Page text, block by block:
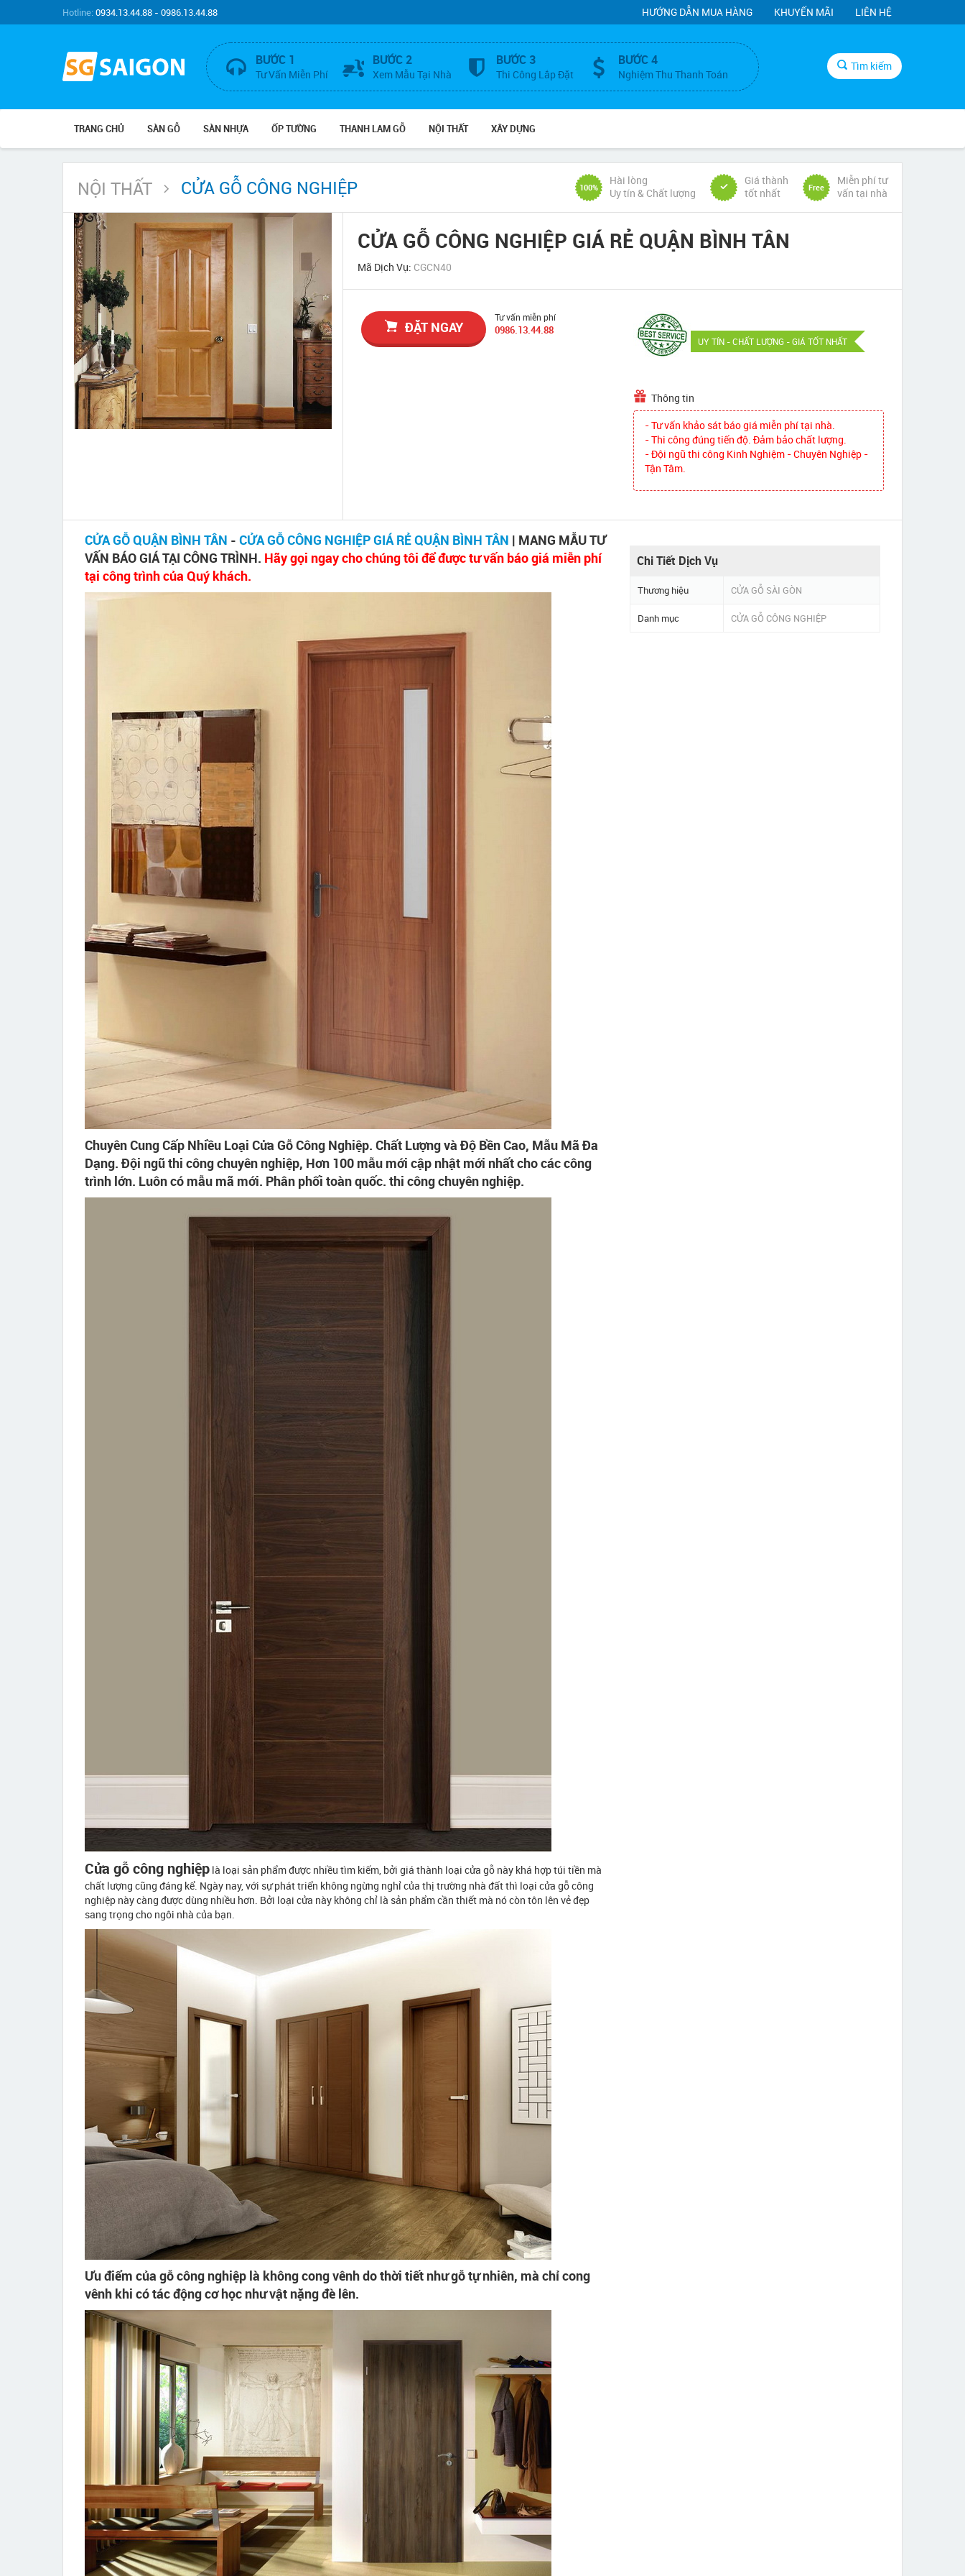
Hotline:0934.13.44.88 - 0986.13.44.88 HƯỚNG DẪN MUA HÀNG KHUYẾN MÃI LIÊN HỆ
BƯỚC 1
Tư Vấn Miễn Phí
BƯỚC 2
Xem Mẫu Tại Nhà
BƯỚC 3
Thi Công Lắp Đặt
BƯỚC 4
Nghiệm Thu Thanh Toán
Tìm kiếm
TRANG CHỦ SÀN GỖ SÀN NHỰA ỐP TƯỜNG THANH LAM GỖ NỘI THẤT XÂY DỰNG
NỘI THẤT CỬA GỖ CÔNG NGHIỆP 100%
Hài lòng
Uy tín & Chất lượng
Giá thành
tốt nhất
Free
Miễn phí tư
vấn tại nhà
CỬA GỖ CÔNG NGHIỆP GIÁ RẺ QUẬN BÌNH TÂN
Mã Dịch Vụ: CGCN40
ĐẶT NGAY
Tư vấn miễn phí
0986.13.44.88
UY TÍN - CHẤT LƯỢNG - GIÁ TỐT NHẤT
Thông tin
- Tư vấn khảo sát báo giá miễn phí tại nhà.
- Thi công đúng tiến độ. Đảm bảo chất lượng.
- Đội ngũ thi công Kinh Nghiệm - Chuyên Nghiệp -
Tận Tâm.
CỬA GỖ QUẬN BÌNH TÂN - CỬA GỖ CÔNG NGHIỆP GIÁ RẺ QUẬN BÌNH TÂN | MANG MẪU TƯ
VẤN BÁO GIÁ TẠI CÔNG TRÌNH. Hãy gọi ngay cho chúng tôi để được tư vấn báo giá miễn phí
tại công trình của Quý khách.
Chuyên Cung Cấp Nhiều Loại Cửa Gỗ Công Nghiệp. Chất Lượng và Độ Bền Cao, Mẫu Mã Đa
Dạng. Đội ngũ thi công chuyên nghiệp, Hơn 100 mẫu mới cập nhật mới nhất cho các công
trình lớn. Luôn có mẫu mã mới. Phân phối toàn quốc. thi công chuyên nghiệp.
Cửa gỗ công nghiệp là loại sản phẩm được nhiều tìm kiếm, bởi giá thành loại cửa gỗ này khá hợp túi tiền mà
chất lượng cũng đáng kể. Ngày nay, với sự phát triển không ngừng nghỉ của thị trường nhà đất thì loại cửa gỗ công
nghiệp này càng được dùng nhiều hơn. Bởi loại cửa này không chỉ là sản phẩm cần thiết mà nó còn tôn lên vẻ đẹp
sang trọng cho ngôi nhà của bạn.
Ưu điểm của gỗ công nghiệp là không cong vênh do thời tiết như gỗ tự nhiên, mà chỉ cong
vênh khi có tác động cơ học như vật nặng đè lên.
Chi Tiết Dịch Vụ
Thương hiệu CỬA GỖ SÀI GÒN
Danh mục CỬA GỖ CÔNG NGHIỆP